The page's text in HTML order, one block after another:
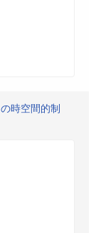
時空間的制